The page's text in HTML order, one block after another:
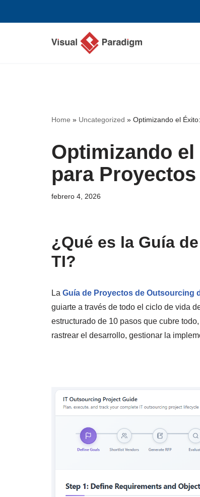
Home » Uncategorized » Optimizando el
Optimizando
para
febrero 4, 2026
¿Qué es la Guía
TI?
La Guía de Proyectos de Outsourcing
guiarte a través de todo el ciclo de vida
estructurado de 10 pasos que cubre
rastrear el desarrollo, gestionar la